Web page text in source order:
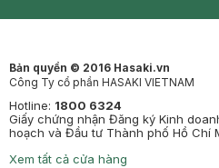
Bản quyền © 2016 Hasaki.vn
Công Ty cổ phần HASAKI VIETNAM
Hotline: 1800 6324
Giấy chứng nhận Đăng ký Kinh
hoạch và Đầu tư Thành phố Hồ Chí
Xem tất cả cửa hàng